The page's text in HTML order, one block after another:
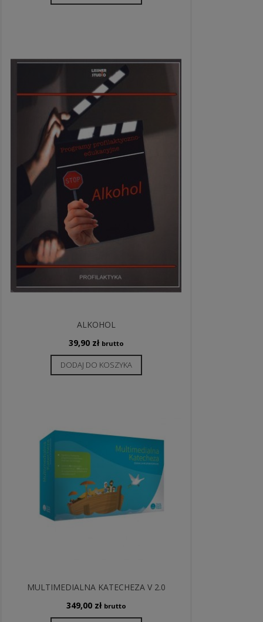
ALKOHOL
39,90 zł brutto
DODAJ DO KOSZYKA
MULTIMEDIALNA KATECHEZA V 2.0
349,00 zł brutto